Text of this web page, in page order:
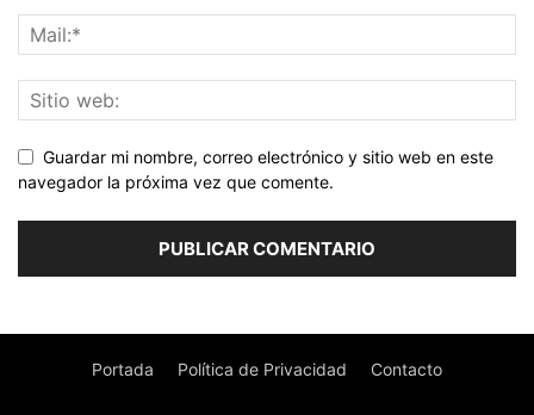
Guardar mi nombre, correo electrónico y sitio web en este
navegador la próxima vez que comente.
Portada Política de Privacidad Contacto